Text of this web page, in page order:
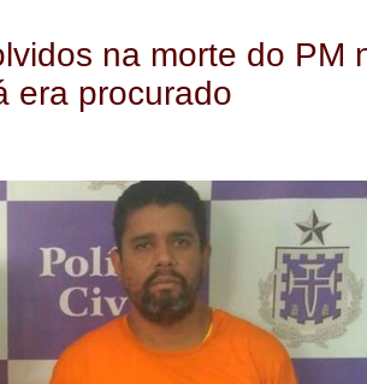
na morte do PM
era procurado